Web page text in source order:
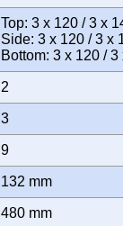
Top: 3 x 120 / 3 x
Side: 3 x 120 / 3 x
Bottom: 3 x 120 /
2
3
9
132 mm
480 mm